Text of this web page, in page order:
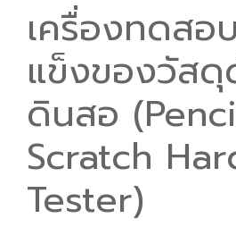
เครื่องทดสอ
แข็งของวัส
ดินสอ
Scratch
Tester)